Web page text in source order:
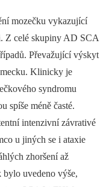
mozečku vykazující
Z celé skupiny AD SCA
Převažující výskyt
Klinicky je
syndromu
spíše méně časté.
intenzivní závrativé
u jiných se i ataxie
zhoršení až
bylo uvedeno výše,